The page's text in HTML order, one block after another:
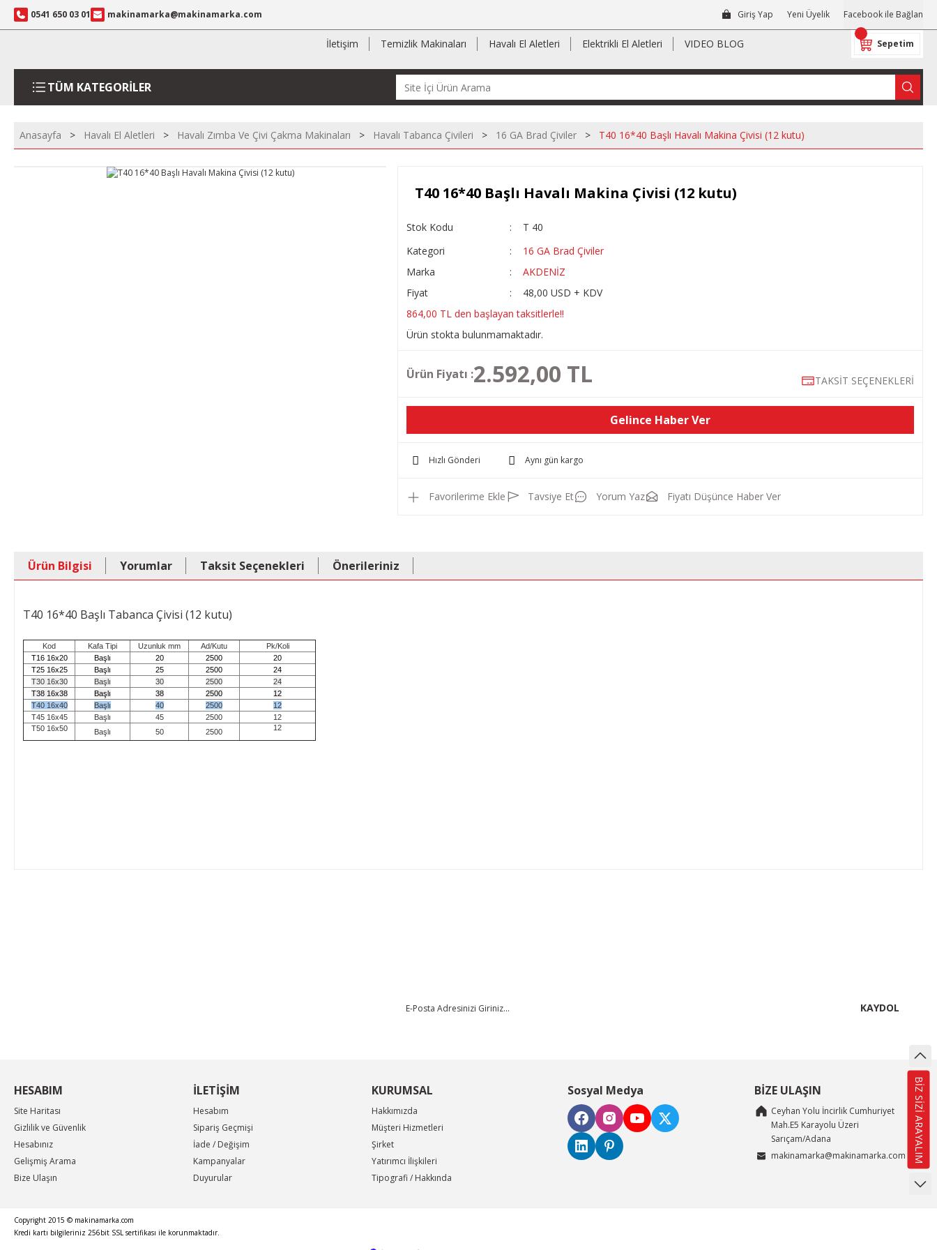
0541 650 03 01 makinamarka@makinamarka.com Giriş Yap Yeni Üyelik Facebook ile Bağlan
İletişim Temizlik Makinaları Havalı El Aletleri Elektrikli El Aletleri VIDEO BLOG Sepetim
TÜM KATEGORİLER
Anasayfa Havalı El Aletleri Havalı Zımba Ve Çivi Çakma Makinaları Havalı Tabanca Çivileri 16 GA Brad Çiviler T40 16*40 Başlı Havalı Makina Çivisi (12 kutu)
T40 16*40 Başlı Havalı Makina Çivisi (12 kutu)
Stok Kodu
T 40
Kategori
16 GA Brad Çiviler
Marka
AKDENİZ
Fiyat
48,00 USD + KDV
864,00 TL den başlayan taksitlerle!!
Ürün stokta bulunmamaktadır.
Ürün Fiyatı :2.592,00 TL TAKSİT SEÇENEKLERİ
Gelince Haber Ver
Hızlı Gönderi Aynı gün kargo
Tavsiye Et Yorum Yaz Fiyatı Düşünce Haber Ver
Ürün Bilgisi Yorumlar Taksit Seçenekleri Önerileriniz
T40 16*40 Başlı Tabanca Çivisi (12 kutu)
Kod Kafa Tipi Uzunluk mm Ad/Kutu
Pk/Koli
T16 16x20
Başlı 20 2500
20
T25 16x25
Başlı 25 2500
24
T30 16x30
Başlı 30 2500
24
T38 16x38
Başlı 38 2500
12
T40 16x40
Başlı 40 2500
12
T45 16x45
Başlı 45 2500
12
T50 16x50
Başlı 50 2500 12
KAYDOL
HESABIM
Site Haritası
Gizlilik ve Güvenlik
Hesabınız
Gelişmiş Arama
Bize Ulaşın
İLETİŞİM
Hesabım
Sipariş Geçmişi
İade / Değişim
Kampanyalar
Duyurular
KURUMSAL
Hakkımızda
Müşteri Hizmetleri
Şirket
Yatırımcı İlişkileri
Tipografi / Hakkında
Sosyal Medya BİZE ULAŞIN
Ceyhan Yolu İncirlik Cumhuriyet
Mah.E5 Karayolu Üzeri
Sarıçam/Adana
makinamarka@makinamarka.com
Copyright 2015 © makinamarka.com
Kredi kartı bilgileriniz 256bit SSL sertifikası ile korunmaktadır.
BİZ SİZİ ARAYALIM